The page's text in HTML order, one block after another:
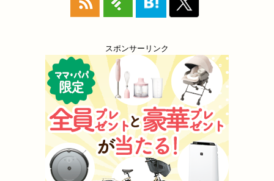
スポンサーリンク